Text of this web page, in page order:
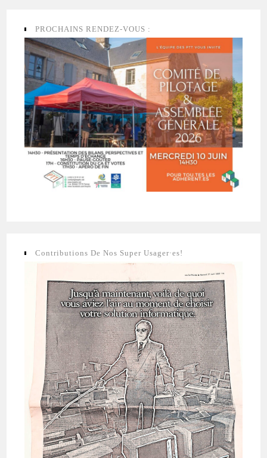
PROCHAINS RENDEZ-VOUS :
Contributions De Nos Super Usager·es!